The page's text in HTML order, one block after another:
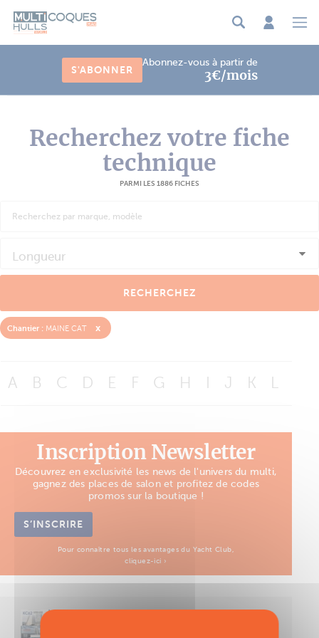
S'ABONNER
Abonnez-vous à partir de
3€/mois
Recherchez votre fiche
technique
PARMI LES 1886 FICHES
Longueur
RECHERCHEZ
Chantier : MAINE CAT x
A B C D E F G H J K L
Inscription Newsletter
Découvrez en exclusivité les news de l'univers du multi,
gagnez des places de salon et profitez de codes
promos sur la boutique !
S’INSCRIRE
Pour connaître tous les avantages du Yacht Club,
cliquez-ici ›